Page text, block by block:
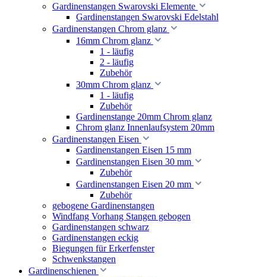
Gardinenstangen Swarovski Elemente
Gardinenstangen Swarovski Edelstahl
Gardinenstangen Chrom glanz
16mm Chrom glanz
1 - läufig
2 - läufig
Zubehör
30mm Chrom glanz
1 - läufig
Zubehör
Gardinenstange 20mm Chrom glanz
Chrom glanz Innenlaufsystem 20mm
Gardinenstangen Eisen
Gardinenstangen Eisen 15 mm
Gardinenstangen Eisen 30 mm
Zubehör
Gardinenstangen Eisen 20 mm
Zubehör
gebogene Gardinenstangen
Windfang Vorhang Stangen gebogen
Gardinenstangen schwarz
Gardinenstangen eckig
Biegungen für Erkerfenster
Schwenkstangen
Gardinenschienen